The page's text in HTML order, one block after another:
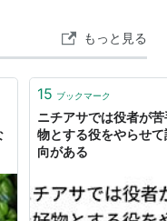
もっと見る
15 ブックマーク
ニチアサでは役者が
物とする役をやらせ
向がある